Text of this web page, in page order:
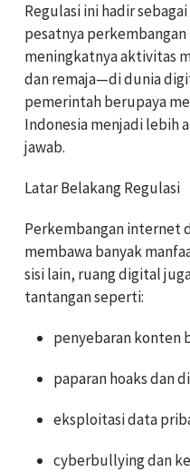
Regulasi ini hadir
pesatnya
meningkatnya aktivitas
dan remaja—di dunia
pemerintah berupaya
Indonesia menjadi lebih
jawab.
Latar Belakang Regulasi
Perkembangan internet
membawa banyak
sisi lain, ruang digital
tantangan seperti:
penyebaran konten
paparan hoaks dan
eksploitasi data
cyberbullying dan